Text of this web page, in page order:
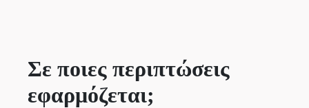
Σε ποιες περιπτώσεις
εφαρμόζεται;